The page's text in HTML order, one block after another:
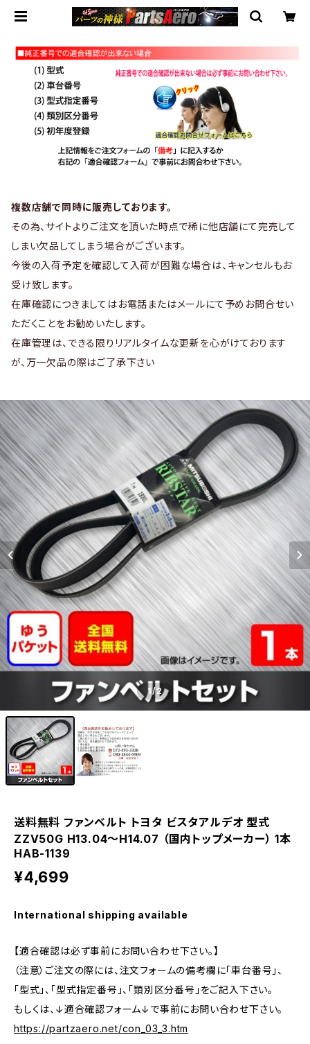
複数店舗で同時に販売しております。
その為、サイトよりご注文を頂いた時点で稀に他店舗にて完売して
しまい欠品してしまう場合がございます。
今後の入荷予定を確認して入荷が困難な場合は、キャンセルもお
受け致します。
在庫確認につきましてはお電話またはメールにて予めお問合せい
ただくことをお勧めいたします。
在庫管理は、できる限りリアルタイムな更新を心がけております
が、万一欠品の際はご了承下さい
1/2
送料無料 ファンベルト トヨタ ビスタアルデオ 型式
ZZV50G H13.04～H14.07 （国内トップメーカー） 1本
HAB-1139
¥4,699
International shipping available
【適合確認は必ず事前にお問い合わせ下さい。】
（注意）ご注文の際には、注文フォームの備考欄に「車台番号」、
「型式」、「型式指定番号」、「類別区分番号」をご記入下さい。
もしくは、↓適合確認フォーム↓で事前にお問い合わせ下さい。
https://partzaero.net/con_03_3.htm